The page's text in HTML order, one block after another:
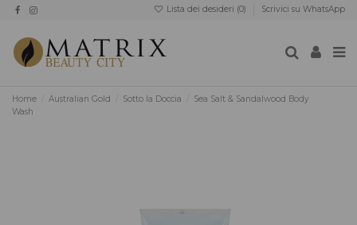
Lista dei desideri (0) Scrivici su WhatsApp
Home Australian Gold Sotto la Doccia
Sea Salt & Sandalwood Body
Wash